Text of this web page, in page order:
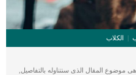
الكلاب
موضوع المقال الذى سنتناوله بالتفاصيل,